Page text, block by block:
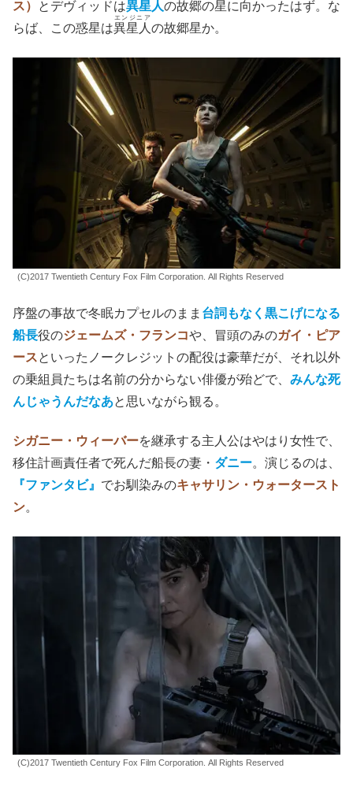
ス） とデヴィッドは異星人の故郷の星に向かったはず。な
らば、この惑星は異星人
エンジニア
の故郷星か。
(C)2017 Twentieth Century Fox Film Corporation. All Rights Reserved
序盤の事故で冬眠カプセルのまま 台詞もなく黒こげになる
船長役のジェームズ・フランコや、冒頭のみのガイ・ピア
ースといったノークレジットの配役は豪華だが、それ以外
の乗組員たちは名前の分からない俳優が殆どで、 みんな死
んじゃうんだなあと思いながら観る。
シガニー・ウィーバーを継承する主人公はやはり女性で、
移住計画責任者で死んだ船長の妻・ ダニー。演じるのは、
『ファンタビ』 でお馴染みのキャサリン・ウォータースト
ン。
(C)2017 Twentieth Century Fox Film Corporation. All Rights Reserved